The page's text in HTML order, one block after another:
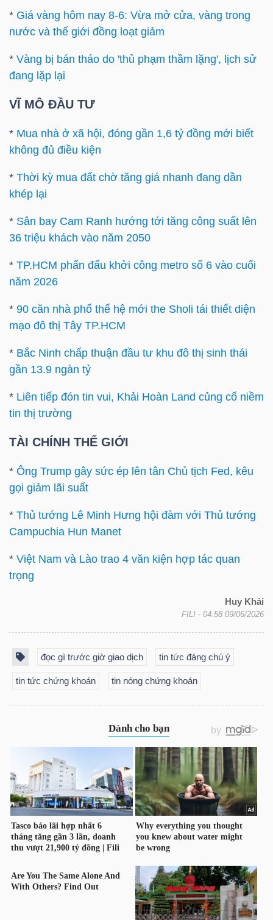
* Giá vàng hôm nay 8-6: Vừa mở cửa, vàng trong
nước và thế giới đồng loạt giảm
* Vàng bị bán tháo do 'thủ phạm thầm lặng', lịch sử
đang lặp lại
VĨ MÔ ĐẦU TƯ
* Mua nhà ở xã hội, đóng gần 1,6 tỷ đồng mới biết
không đủ điều kiện
* Thời kỳ mua đất chờ tăng giá nhanh đang dần
khép lại
* Sân bay Cam Ranh hướng tới tăng công suất lên
36 triệu khách vào năm 2050
* TP.HCM phấn đấu khởi công metro số 6 vào cuối
năm 2026
* 90 căn nhà phố thế hệ mới the Sholi tái thiết diện
mạo đô thị Tây TP.HCM
* Bắc Ninh chấp thuận đầu tư khu đô thị sinh thái
gần 13.9 ngàn tỷ
* Liên tiếp đón tin vui, Khải Hoàn Land củng cố niềm
tin thị trường
TÀI CHÍNH THẾ GIỚI
* Ông Trump gây sức ép lên tân Chủ tịch Fed, kêu
gọi giảm lãi suất
* Thủ tướng Lê Minh Hưng hội đàm với Thủ tướng
Campuchia Hun Manet
* Việt Nam và Lào trao 4 văn kiện hợp tác quan
trọng
Huy Khải
FILI - 04:58 09/06/2026
đọc gì trước giờ giao dịch tin tức đáng chú ý
tin tức chứng khoán tin nóng chứng khoán
phân
tích
Thuật
ngữ
Dịch
vụ
(-)
Đào
tài
chính
Công
cụ
Truyền
Dữ